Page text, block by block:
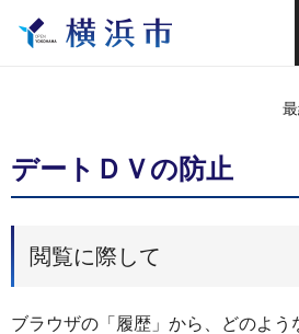
デートＤＶの防止
閲覧に際して
ブラウザの「履歴」から、どのよう